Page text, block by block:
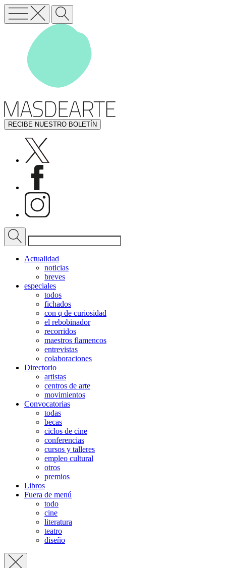
RECIBE NUESTRO BOLETÍN
Actualidad
noticias
breves
especiales
todos
fichados
con q de curiosidad
el rebobinador
recorridos
maestros flamencos
entrevistas
colaboraciones
Directorio
artistas
centros de arte
movimientos
Convocatorias
todas
becas
ciclos de cine
conferencias
cursos y talleres
empleo cultural
otros
premios
Libros
Fuera de menú
todo
cine
literatura
teatro
diseño